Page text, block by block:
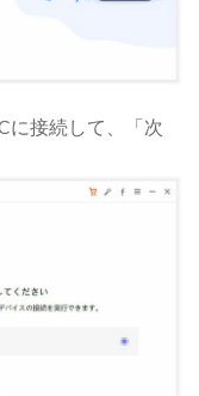
に接続して、「次